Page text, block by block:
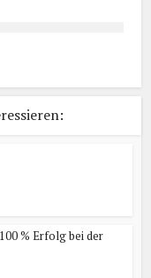
% Erfolg bei der